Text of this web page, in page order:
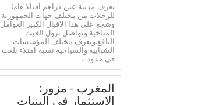
تعرف مدينة عين دراهم اقبالا هاما
للرحلات من مختلف جهات الجمهورية
وشجع على هذا الاقبال الكبير العوامل
المناخية وتواصل نزول الغيث
النافع.وتعرف مختلف المؤسسات
الشبابية والسياحية نسبة امتلاء بلغت
في حدود...
المغرب - مزور:
الاستثمار في البنيات